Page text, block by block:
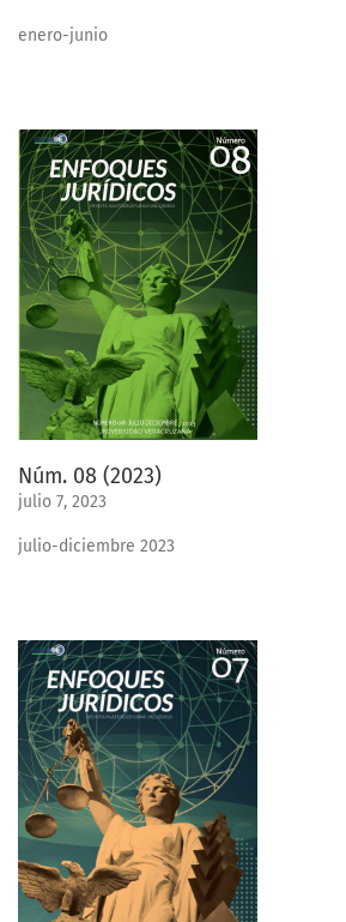
enero-junio
Núm. 08 (2023)
julio 7, 2023
julio-diciembre 2023